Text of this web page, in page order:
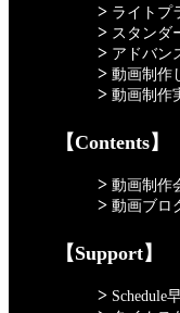
> ライトプ
> スタンダ
> アドバン
> 動画制作
> 動画制作
【Contents】
> 動画制作
> 動画ブロ
【Support】
> Schedule